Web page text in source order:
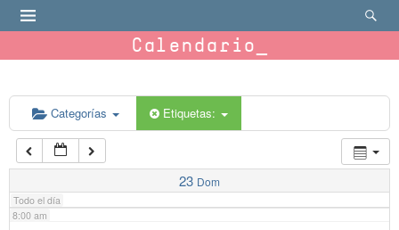
Calendario
Categorías Etiquetas:
23 Dom
Todo el día
6:00 am
7:00 am
8:00 am